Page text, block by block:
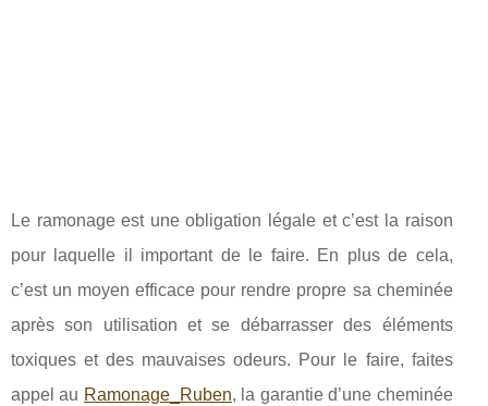
Le ramonage est une obligation légale et c’est la raison
pour laquelle il important de le faire. En plus de cela,
c’est un moyen efficace pour rendre propre sa cheminée
après son utilisation et se débarrasser des éléments
toxiques et des mauvaises odeurs. Pour le faire, faites
appel au Ramonage_Ruben, la garantie d’une cheminée